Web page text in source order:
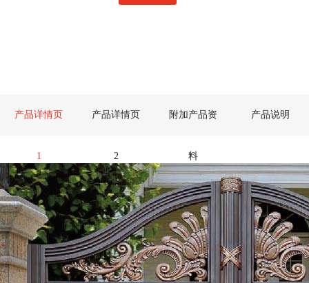
产品详情页
1
产品详情页
2
附加产品资
料
产品说明